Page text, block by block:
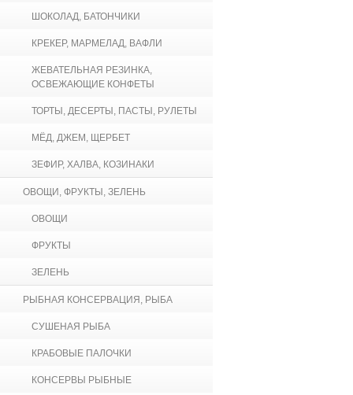
ШОКОЛАД, БАТОНЧИКИ
КРЕКЕР, МАРМЕЛАД, ВАФЛИ
ЖЕВАТЕЛЬНАЯ РЕЗИНКА,
ОСВЕЖАЮЩИЕ КОНФЕТЫ
ТОРТЫ, ДЕСЕРТЫ, ПАСТЫ, РУЛЕТЫ
МЁД, ДЖЕМ, ЩЕРБЕТ
ЗЕФИР, ХАЛВА, КОЗИНАКИ
ОВОЩИ, ФРУКТЫ, ЗЕЛЕНЬ
ОВОЩИ
ФРУКТЫ
ЗЕЛЕНЬ
РЫБНАЯ КОНСЕРВАЦИЯ, РЫБА
СУШЕНАЯ РЫБА
КРАБОВЫЕ ПАЛОЧКИ
КОНСЕРВЫ РЫБНЫЕ